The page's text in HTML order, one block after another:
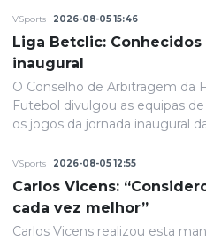
e até final o resultado
VSports 2026-08-05 15:46
Liga Betclic:
inaugural
O Conselho de Arbitragem da
Futebol divulgou as equipas
os jogos da jornada inaugural
VSports 2026-08-05 12:55
Carlos Vicens:
cada vez melhor”
Carlos Vicens realizou esta